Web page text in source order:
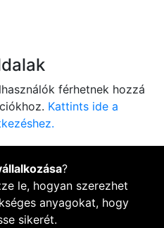
férhetnek hozzá
Kattints ide a
?
le, hogyan szerezhet
anyagokat, hogy
sikerét.